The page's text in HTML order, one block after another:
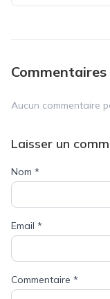
Commentaires
Aucun commentaire
Laisser un
Nom *
Email *
Commentaire *